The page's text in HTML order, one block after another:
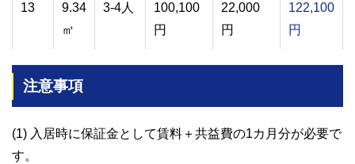
13
9.34
㎡
3-4人
100,100
円
22,000
円
122,100
円
注意事項
(1) 入居時に保証金として賃料＋共益費の1カ月分が必要で
す。